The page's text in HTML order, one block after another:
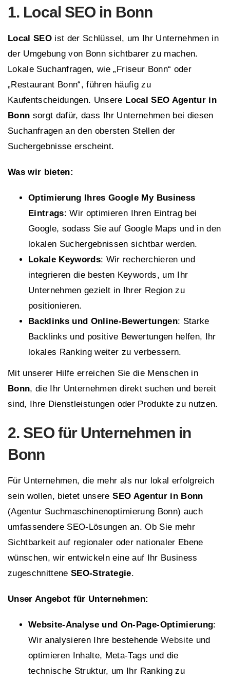
1. Local SEO in Bonn
Local SEO ist der Schlüssel, um Ihr Unternehmen in
der Umgebung von Bonn sichtbarer zu machen.
Lokale Suchanfragen, wie „Friseur Bonn“ oder
„Restaurant Bonn“, führen häufig zu
Kaufentscheidungen. Unsere Local SEO Agentur in
Bonn sorgt dafür, dass Ihr Unternehmen bei diesen
Suchanfragen an den obersten Stellen der
Suchergebnisse erscheint.
Was wir bieten:
Optimierung Ihres Google My Business
Eintrags: Wir optimieren Ihren Eintrag bei
Google, sodass Sie auf Google Maps und in den
lokalen Suchergebnissen sichtbar werden.
Lokale Keywords: Wir recherchieren und
integrieren die besten Keywords, um Ihr
Unternehmen gezielt in Ihrer Region zu
positionieren.
Backlinks und Online-Bewertungen: Starke
Backlinks und positive Bewertungen helfen, Ihr
lokales Ranking weiter zu verbessern.
Mit unserer Hilfe erreichen Sie die Menschen in
Bonn, die Ihr Unternehmen direkt suchen und bereit
sind, Ihre Dienstleistungen oder Produkte zu nutzen.
2. SEO für Unternehmen in
Bonn
Für Unternehmen, die mehr als nur lokal erfolgreich
sein wollen, bietet unsereSEO Agentur in Bonn
(Agentur Suchmaschinenoptimierung Bonn) auch
umfassendere SEO-Lösungen an. Ob Sie mehr
Sichtbarkeit auf regionaler oder nationaler Ebene
wünschen, wir entwickeln eine auf Ihr Business
zugeschnitteneSEO-Strategie.
Unser Angebot für Unternehmen:
Website-Analyse und On-Page-Optimierung:
Wir analysieren Ihre bestehende Website und
optimieren Inhalte, Meta-Tags und die
technische Struktur, um Ihr Ranking zu